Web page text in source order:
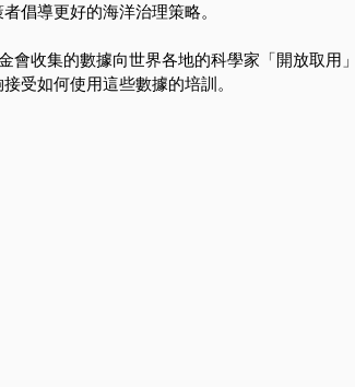
倡導更好的海洋治理策略。
金會收集的數據向世界各地的科學家「開放取
受如何使用這些數據的培訓。